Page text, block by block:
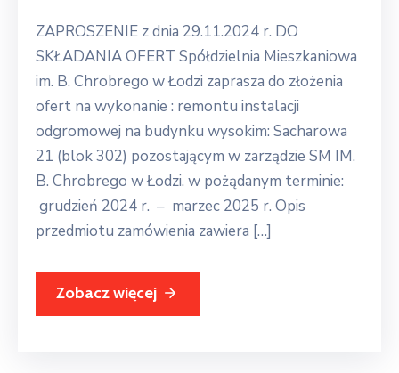
ZAPROSZENIE z dnia 29.11.2024 r. DO
SKŁADANIA OFERT Spółdzielnia Mieszkaniowa
im. B. Chrobrego w Łodzi zaprasza do złożenia
ofert na wykonanie : remontu instalacji
odgromowej na budynku wysokim: Sacharowa
21 (blok 302) pozostającym w zarządzie SM IM.
B. Chrobrego w Łodzi. w pożądanym terminie:
grudzień 2024 r. – marzec 2025 r. Opis
przedmiotu zamówienia zawiera […]
Zobacz więcej